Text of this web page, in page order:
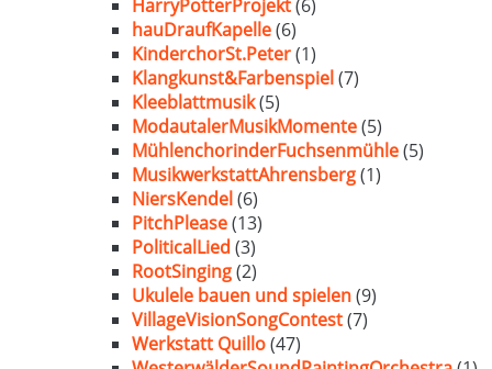
HarryPotterProjekt(6)
hauDraufKapelle(6)
KinderchorSt.Peter(1)
Klangkunst&Farbenspiel(7)
Kleeblattmusik(5)
ModautalerMusikMomente(5)
MühlenchorinderFuchsenmühle(5)
MusikwerkstattAhrensberg(1)
NiersKendel(6)
PitchPlease(13)
PoliticalLied (3)
RootSinging(2)
Ukulele bauen und spielen(9)
VillageVisionSongContest(7)
Werkstatt Quillo(47)